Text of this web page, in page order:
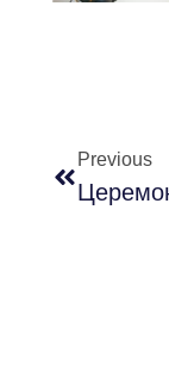
Previous